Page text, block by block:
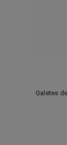
Galetes